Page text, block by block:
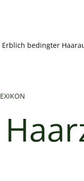
Erblich bedingter